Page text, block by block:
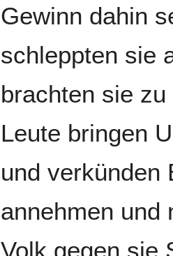
Gewinn dahin
schleppten sie
brachten sie
Leute bringen
und verkünden
annehmen und
Volk gegen sie